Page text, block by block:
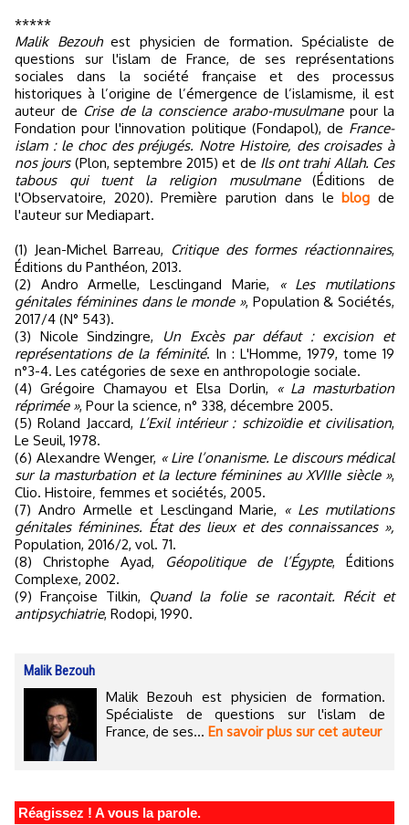
*****
Malik Bezouhest physicien de formation. Spécialiste de
questions sur l'islam de France, de ses représentations
sociales dans la société française et des processus
historiques à l’origine de l’émergence de l’islamisme, il est
auteur de Crise de la conscience arabo-musulmanepour la
Fondation pour l'innovation politique (Fondapol), de France-
islam : le choc des préjugés. Notre Histoire, des croisades à
nos jours(Plon, septembre 2015) et de Ils ont trahi Allah. Ces
tabous qui tuent la religion musulmane(Éditions de
l'Observatoire, 2020). Première parution dans le blog de
l'auteur sur Mediapart.
(1) Jean-Michel Barreau, Critique des formes réactionnaires,
Éditions du Panthéon, 2013.
(2) Andro Armelle, Lesclingand Marie,
« Les mutilations
génitales féminines dans le monde », Population & Sociétés,
2017/4 (N° 543).
(3) Nicole Sindzingre,
Un Excès par défaut : excision et
représentations de la féminité. In : L'Homme, 1979, tome 19
n°3-4. Les catégories de sexe en anthropologie sociale.
(4) Grégoire Chamayou et Elsa Dorlin,
« La masturbation
réprimée », Pour la science, n° 338, décembre 2005.
(5) Roland Jaccard, L’Exil intérieur : schizoïdie et civilisation,
Le Seuil, 1978.
(6) Alexandre Wenger, « Lire l’onanisme. Le discours médical
sur la masturbation et la lecture féminines au XVIIIe siècle »,
Clio. Histoire‚ femmes et sociétés, 2005.
(7) Andro Armelle et Lesclingand Marie, « Les mutilations
génitales féminines. État des lieux et des connaissances »,
Population, 2016/2, vol. 71.
(8) Christophe Ayad,
Géopolitique de l’Égypte, Éditions
Complexe, 2002.
(9) Françoise Tilkin, Quand la folie se racontait. Récit et
antipsychiatrie, Rodopi, 1990.
Malik Bezouh
Malik Bezouh est physicien de formation.
Spécialiste de questions sur l'islam de
France, de ses... En savoir plus sur cet auteur
Réagissez ! A vous la parole.